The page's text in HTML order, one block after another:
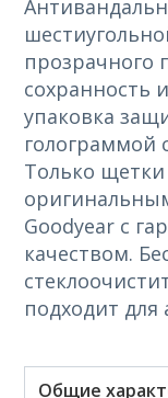
прозрачного
сохранность
упаковка
голограммой
Только
Goodyear с
качеством.
подходит
Общие